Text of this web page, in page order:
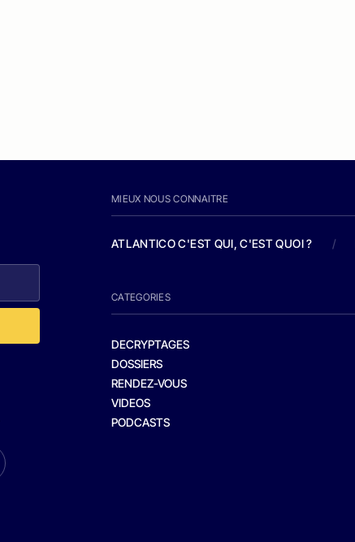
MIEUX NOUS CONNAITRE
ATLANTICO C'EST QUI, C'EST QUOI ? /
CATEGORIES
DECRYPTAGES
DOSSIERS
RENDEZ-VOUS
VIDEOS
PODCASTS